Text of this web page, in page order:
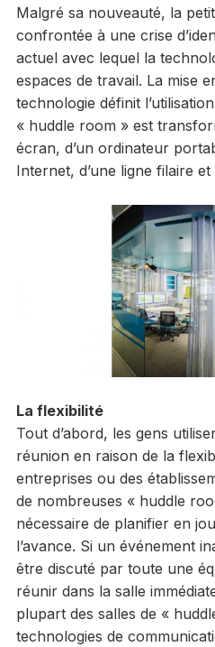
Malgré sa nouveauté, la
confrontée à une crise
actuel avec lequel la
espaces de travail. La mise
technologie définit
« huddle room » est
écran, d’un ordinateur
Internet, d’une ligne filaire et
La flexibilité
Tout d’abord, les gens
réunion en raison de la
entreprises ou des
de nombreuses « huddle
nécessaire de planifier en
l’avance. Si un événement
être discuté par toute une
réunir dans la salle
plupart des salles de «
technologies de